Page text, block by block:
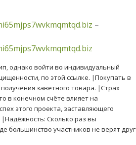
–
однако войти во индивидуальный
по этой ссылке. |Покупать в
заветного товара. |Страх
в конечном счёте влияет на
этого проекта, заставляющего
|Надёжность: Сколько раз вы
большинство участников не верят друг